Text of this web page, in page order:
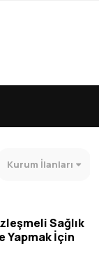
Kurum İlanları
Sağlık
Yapmak İçin